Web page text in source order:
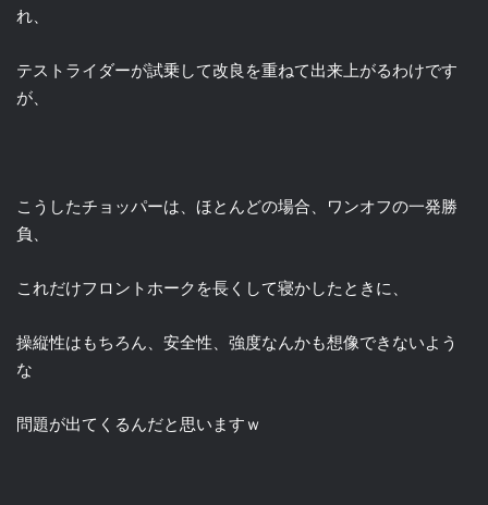
れ、
テストライダーが試乗して改良を重ねて出来上がるわけです
が、
こうしたチョッパーは、ほとんどの場合、ワンオフの一発勝
負、
これだけフロントホークを長くして寝かしたときに、
操縦性はもちろん、安全性、強度なんかも想像できないよう
な
問題が出てくるんだと思いますｗ